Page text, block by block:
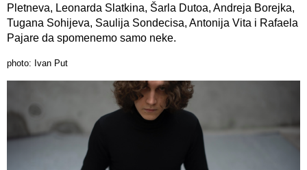
Pletneva, Leonarda Slatkina, Šarla Dutoa, Andreja Borejka,
Tugana Sohijeva, Saulija Sondecisa, Antonija Vita i Rafaela
Pajare da spomenemo samo neke.
photo: Ivan Put